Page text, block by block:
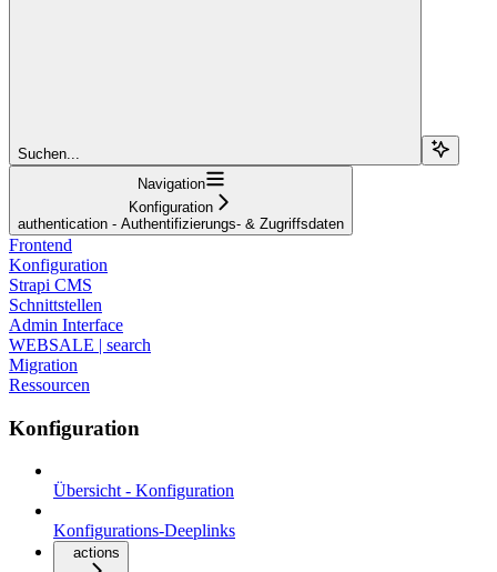
Suchen...
Navigation
Konfiguration
authentication - Authentifizierungs- & Zugriffsdaten
Frontend
Konfiguration
Strapi CMS
Schnittstellen
Admin Interface
WEBSALE | search
Migration
Ressourcen
Konfiguration
Übersicht - Konfiguration
Konfigurations-Deeplinks
actions